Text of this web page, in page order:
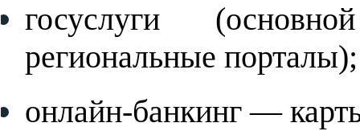
госуслуги
региональные порталы);
онлайн-банкинг —